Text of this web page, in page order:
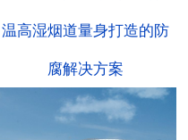
温高湿烟道量身打造的防
腐解决方案